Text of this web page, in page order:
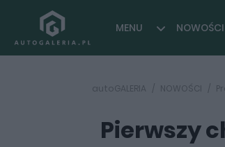
MENU NOWOŚCI
autoGALERIA NOWOŚCI
Pierwszy